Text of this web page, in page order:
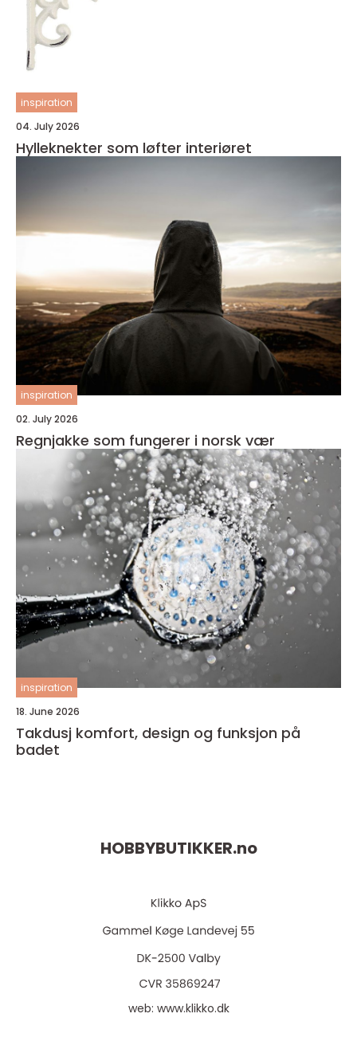
inspiration
04. July 2026
Hylleknekter som løfter interiøret
inspiration
02. July 2026
Regnjakke som fungerer i norsk vær
inspiration
18. June 2026
Takdusj komfort, design og funksjon på
badet
HOBBYBUTIKKER.no
web: www.klikko.dk